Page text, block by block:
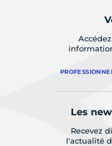
Les
Recevez
l'actualité